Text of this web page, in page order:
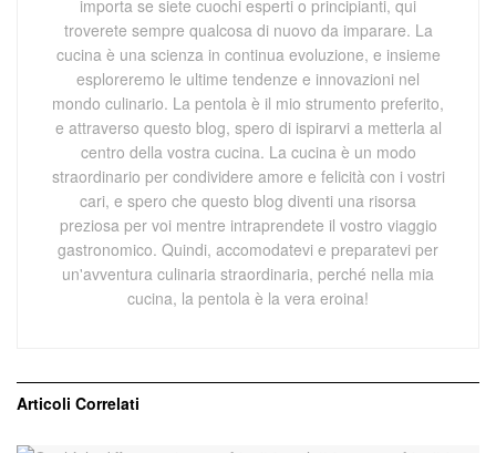
importa se siete cuochi esperti o principianti, qui
troverete sempre qualcosa di nuovo da imparare. La
cucina è una scienza in continua evoluzione, e insieme
esploreremo le ultime tendenze e innovazioni nel
mondo culinario. La pentola è il mio strumento preferito,
e attraverso questo blog, spero di ispirarvi a metterla al
centro della vostra cucina. La cucina è un modo
straordinario per condividere amore e felicità con i vostri
cari, e spero che questo blog diventi una risorsa
preziosa per voi mentre intraprendete il vostro viaggio
gastronomico. Quindi, accomodatevi e preparatevi per
un'avventura culinaria straordinaria, perché nella mia
cucina, la pentola è la vera eroina!
Articoli Correlati